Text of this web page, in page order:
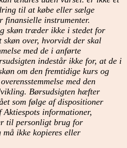
til at købe eller sælge
instrumenter.
skøn træder ikke i stedet for
skøn over, hvorvidt der skal
med de i anførte
indestår ikke for, at de i
om den fremtidige kurs og
med den
Børsudsigten hæfter
som følge af dispositioner
Aktiespots informationer,
til personligt brug for
må ikke kopieres eller